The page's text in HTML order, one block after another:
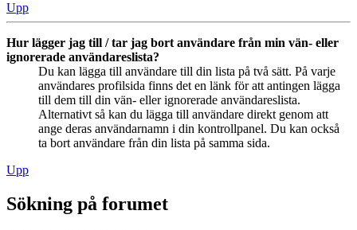
Upp
Hur lägger jag till / tar jag bort användare från min vän- eller
ignorerade användareslista?
Du kan lägga till användare till din lista på två sätt. På varje
användares profilsida finns det en länk för att antingen lägga
till dem till din vän- eller ignorerade användareslista.
Alternativt så kan du lägga till användare direkt genom att
ange deras användarnamn i din kontrollpanel. Du kan också
ta bort användare från din lista på samma sida.
Upp
Sökning på forumet